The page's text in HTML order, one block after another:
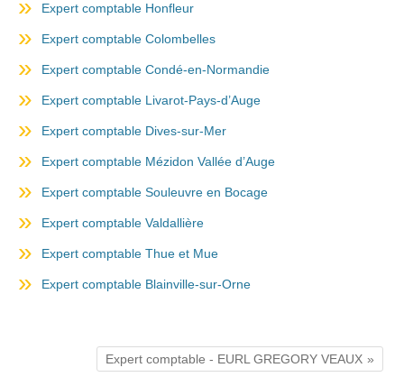
Expert comptable Honfleur
Expert comptable Colombelles
Expert comptable Condé-en-Normandie
Expert comptable Livarot-Pays-d’Auge
Expert comptable Dives-sur-Mer
Expert comptable Mézidon Vallée d’Auge
Expert comptable Souleuvre en Bocage
Expert comptable Valdallière
Expert comptable Thue et Mue
Expert comptable Blainville-sur-Orne
Expert comptable - EURL GREGORY VEAUX